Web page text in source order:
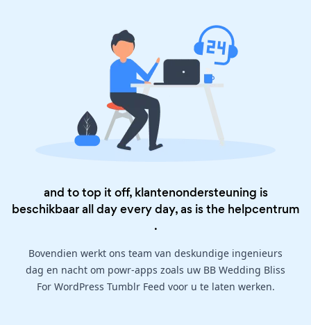
and to top it off, klantenondersteuning is
beschikbaar all day every day, as is the helpcentrum
.
Bovendien werkt ons team van deskundige ingenieurs
dag en nacht om powr-apps zoals uw BB Wedding Bliss
For WordPress Tumblr Feed voor u te laten werken.